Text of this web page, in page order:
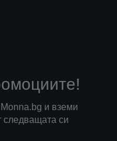
и вземи
следващата си